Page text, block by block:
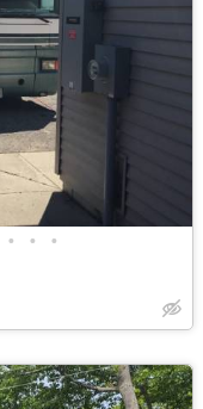
• • •